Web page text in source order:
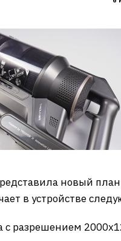
новый
в устройстве
разрешением